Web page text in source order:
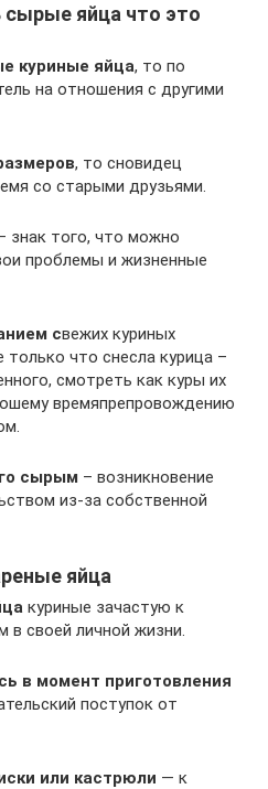
сырые яйца что это
куриные яйца, то по
на отношения с другими
, то сновидец
со старыми друзьями.
знак того, что можно
проблемы и жизненные
свежих куриных
что снесла курица –
смотреть как куры их
времяпрепровождению
сырым – возникновение
из-за собственной
яйца
куриные зачастую к
в своей личной жизни.
в момент приготовления
поступок от
или кастрюли — к